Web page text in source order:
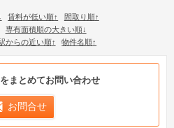
賃料が低い順
間取り順
専有面積順の大きい順
からの近い順 物件名順
まとめてお問い合わせ
お問合せ